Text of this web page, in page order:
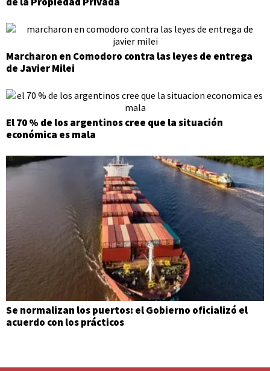
Marcharon en Comodoro contra las leyes de entrega
de Javier Milei
El 70 % de los argentinos cree que la situación
económica es mala
Se normalizan los puertos: el Gobierno oficializó el
acuerdo con los prácticos